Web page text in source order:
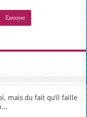
mais du fait qu’il faille